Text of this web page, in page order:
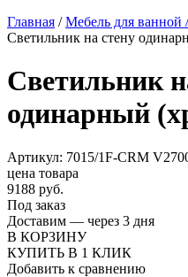
Главная /Мебель для ванной
Светильник на стену
Светильник
одинарный
Артикул: 7015/1F-CRM
цена товара
9188 руб.
Под заказ
Доставим — через 3 дня
В КОРЗИНУ
КУПИТЬ В 1 КЛИК
Добавить к сравнению